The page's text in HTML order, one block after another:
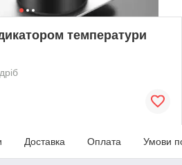
температури
Доставка Оплата Умови